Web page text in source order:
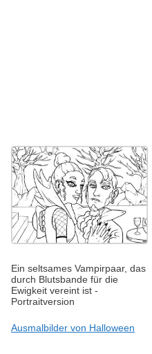
Ein seltsames Vampirpaar, das
durch Blutsbande für die
Ewigkeit vereint ist -
Portraitversion
Ausmalbilder von Halloween